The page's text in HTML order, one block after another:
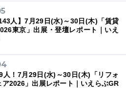
人】7月29日(水)～30日(木)「賃貸
東京」出展・登壇レポート｜いえ
人！7月29日(水)～30日(木)「リフォ
ア2026」出展レポート｜いえらぶGR